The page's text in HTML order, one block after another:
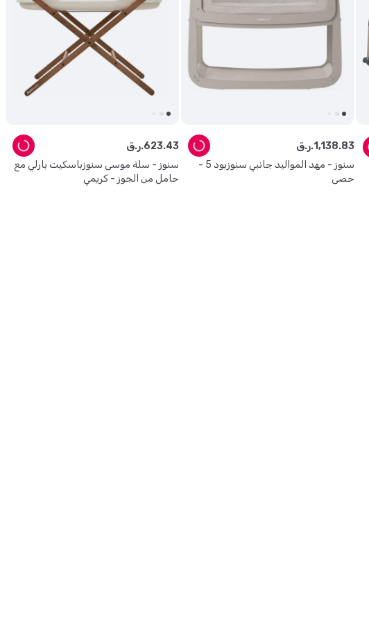
سنوز - مهد المواليد جانبي سنوزبود 5 -
حصى
ر.ق.1,138.83
سنوز - سلة موسى سنوزباسكيت بارلي مع
حامل من الجوز - كريمي
ر.ق.623.43